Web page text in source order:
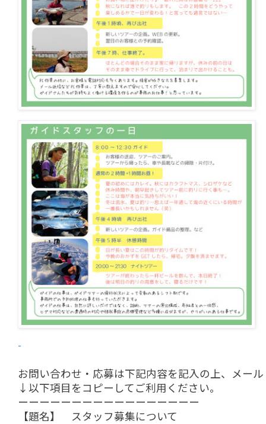
-
お問い合わせ・応募は下記内容を記入の上、メー
↓以下項目をコピーしてご利用ください。
ーーーーーーーーーーーーーーーーー
【題名】 スタッフ募集について